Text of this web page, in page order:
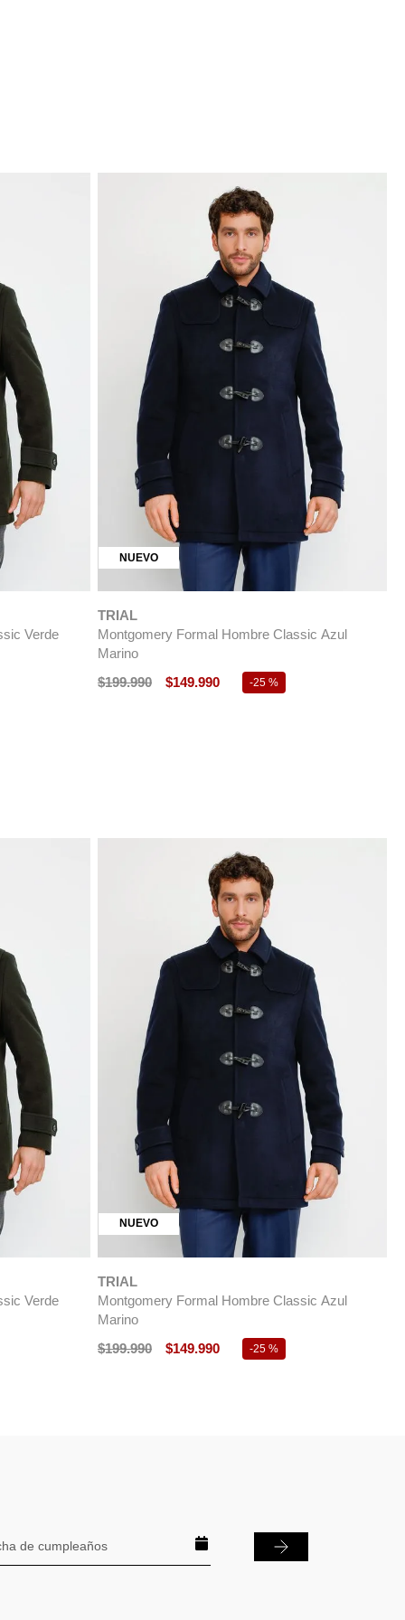
Verde
NUEVO
TRIAL
Montgomery Formal Hombre Classic Azul
Marino
$199.990 $149.990 -25 %
Verde
NUEVO
TRIAL
Montgomery Formal Hombre Classic Azul
Marino
$199.990 $149.990 -25 %